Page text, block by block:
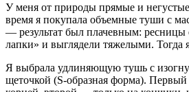
У меня от природы прямые и
время я покупала объемные туши с
— результат был плачевным: ресницы
лапки» и выглядели тяжелыми. Тогда
Я выбрала удлиняющую тушь с
щеточкой (S-образная форма). Первый